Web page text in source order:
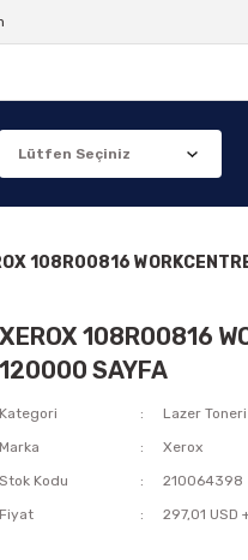
108R00816
XEROX 108R00816
120000 SAYFA
Kategori
Lazer Toneri
Marka
Xerox
Stok Kodu
210064398
Fiyat
297,01 USD